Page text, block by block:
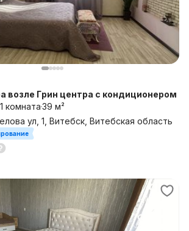
Лучшая квартира возле Грин центра с кондиционером
1 комната39 м²
ул, 1, Витебск, Витебская область